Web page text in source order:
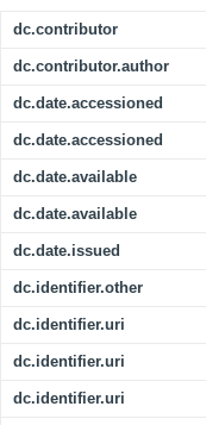
dc.contributor
dc.contributor.author
dc.date.accessioned
dc.date.accessioned
dc.date.available
dc.date.available
dc.date.issued
dc.identifier.other
dc.identifier.uri
dc.identifier.uri
dc.identifier.uri